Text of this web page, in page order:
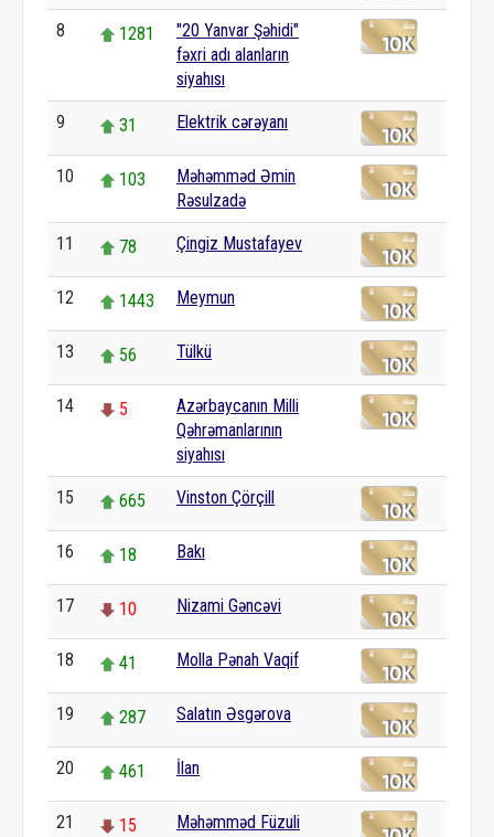
8 1281
"20 Yanvar Şəhidi"
fəxri adı alanların
siyahısı
9 31 Elektrik cərəyanı
10 103
Məhəmməd Əmin
Rəsulzadə
11 78 Çingiz Mustafayev
12 1443 Meymun
13 56 Tülkü
14 5
Azərbaycanın Milli
Qəhrəmanlarının
siyahısı
15 665 Vinston Çörçill
16 18 Bakı
17 10 Nizami Gəncəvi
18 41 Molla Pənah Vaqif
19 287 Salatın Əsgərova
20 461 İlan
21 15 Məhəmməd Füzuli